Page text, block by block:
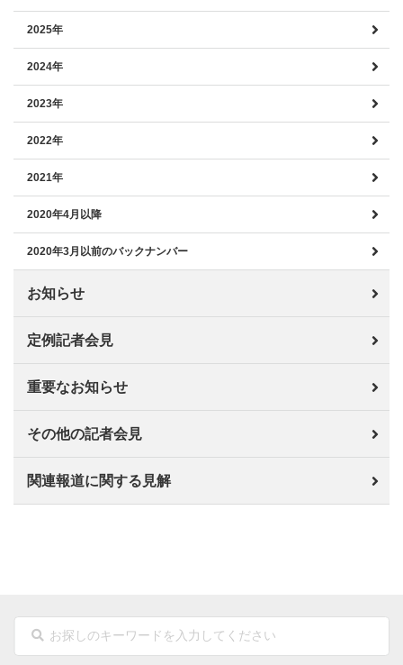
2025年
2024年
2023年
2022年
2021年
2020年4月以降
2020年3月以前のバックナンバー
お知らせ
定例記者会見
重要なお知らせ
その他の記者会見
関連報道に関する見解